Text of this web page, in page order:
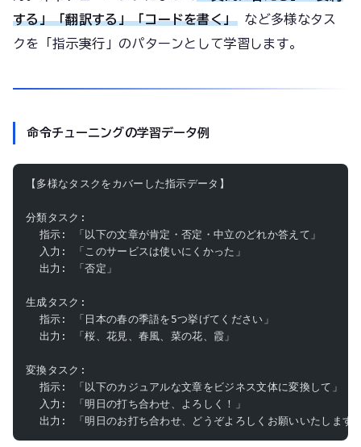
する」「翻訳する」「コードを書く」 など多様なタス
クを「指示→実行」のパターンとして学習します。
命令チューニングの学習データ例
【多様なタスクをカバーした指示データ】
分類タスク:
  指示: 「以下の文章が肯定・否定・中立のどれか答えて」
  入力: 「このサービスは使いにくかった」
  出力: 「否定」
生成タスク:
  指示: 「日本の春の季語を5つ挙げてください」
  出力: 「桜、花見、春風、菜の花、霞」
変換タスク:
  指示: 「以下のカジュアルな文章をビジネス文体に変換して」
  入力: 「明日の打ち合わせ、よろしく！」
出力: 「明日のお打ち合わせ、どうぞよろしくお願いいたします